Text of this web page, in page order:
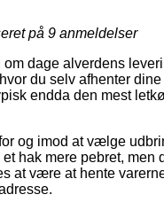
på 9 anmeldelser
dage alverdens
du selv afhenter
endda den mest
og imod at vælge
hak mere pebret,
at være at hente